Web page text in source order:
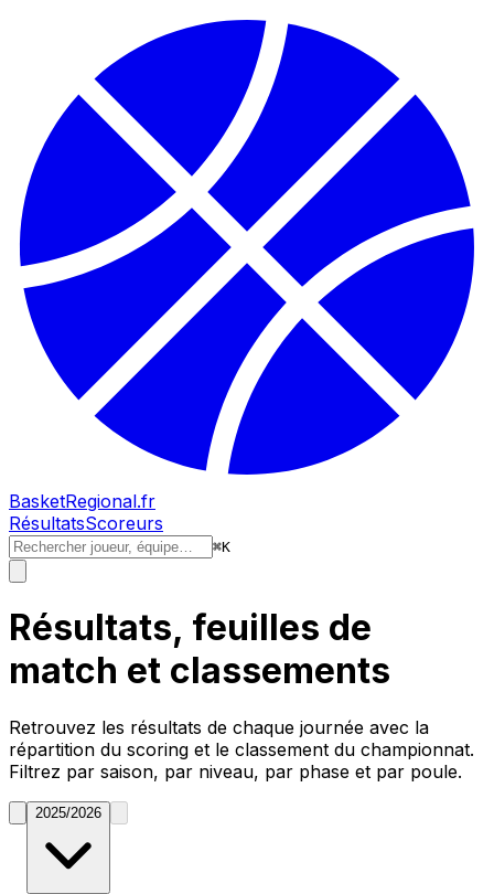
BasketRegional.fr
RésultatsScoreurs
⌘K
Résultats, feuilles de
match et classements
Retrouvez les résultats de chaque journée avec la
répartition du scoring et le classement du championnat.
Filtrez par saison, par niveau, par phase et par poule.
2025/2026